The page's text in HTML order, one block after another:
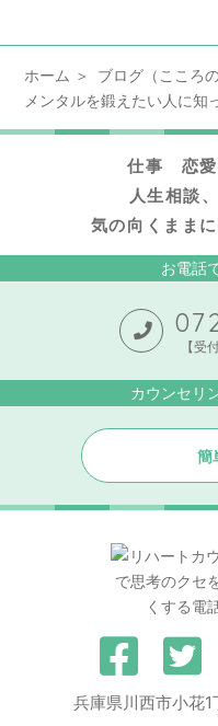
ホーム
ブログ（こころ
メンタルを鍛えたい人に知
仕事 恋愛
人生相談
気の向くまま
お電話
【受
カウンセリ
簡
兵庫県川西市小花